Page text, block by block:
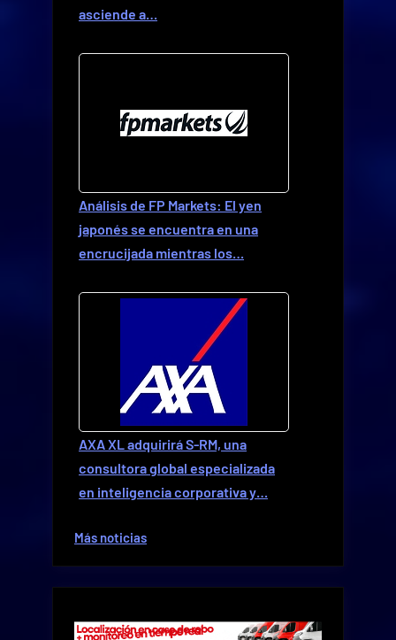
asciende a…
Análisis de FP Markets: El yen
japonés se encuentra en una
encrucijada mientras los…
AXA XL adquirirá S-RM, una
consultora global especializada
en inteligencia corporativa y…
Más noticias